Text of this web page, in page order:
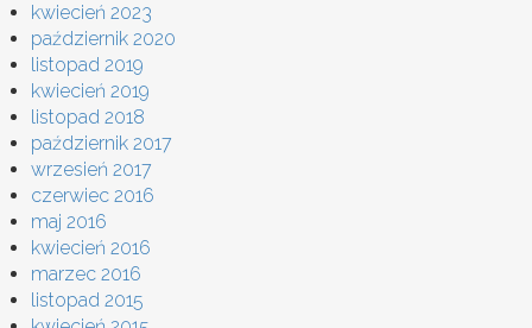
kwiecień 2023
październik 2020
listopad 2019
kwiecień 2019
listopad 2018
październik 2017
wrzesień 2017
czerwiec 2016
maj 2016
kwiecień 2016
marzec 2016
listopad 2015